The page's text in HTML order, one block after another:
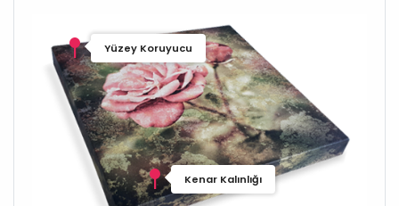
Yüzey Koruyucu
Kenar Kalınlığı